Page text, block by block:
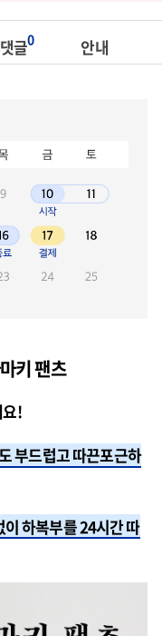
댓글0 안내
키 팬츠
요!
부드럽고 따끈포근하
하복부를 24시간 따